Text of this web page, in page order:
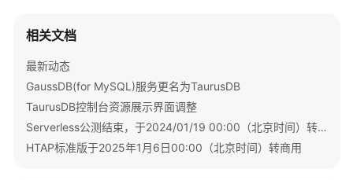
看
TaurusDB
大
盘
相关文档
最新动态
GaussDB(for MySQL)服务更名为TaurusDB
TaurusDB控制台资源展示界面调整
Serverless公测结束，于2024/01/19 00:00（北京时间）转商用
HTAP标准版于2025年1月6日00:00（北京时间）转商用